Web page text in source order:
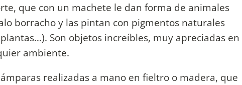
que con un machete le dan forma de animales
borracho y las pintan con pigmentos naturales
Son objetos increíbles, muy apreciadas en
ambiente.
realizadas a mano en fieltro o madera, que